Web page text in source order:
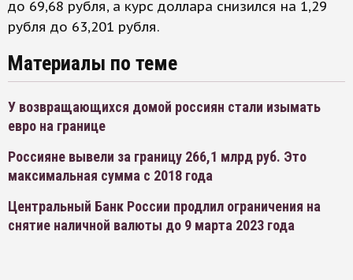
до 69,68 рубля, а курс доллара снизился на 1,29
рубля до 63,201 рубля.
Материалы по теме
У возвращающихся домой россиян стали изымать
евро на границе
Россияне вывели за границу 266,1 млрд руб. Это
максимальная сумма с 2018 года
Центральный Банк России продлил ограничения на
снятие наличной валюты до 9 марта 2023 года